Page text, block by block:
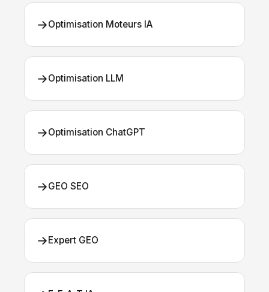
→Optimisation Moteurs IA
→Optimisation LLM
→Optimisation ChatGPT
→GEO SEO
→Expert GEO